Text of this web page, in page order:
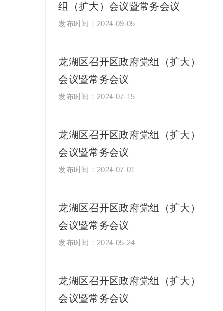
组（扩大）会议暨常务会议
2024-09-05
龙湖区召开区政府党组（扩大）
会议暨常务会议
2024-07-15
龙湖区召开区政府党组（扩大）
会议暨常务会议
2024-07-01
龙湖区召开区政府党组（扩大）
会议暨常务会议
2024-05-24
龙湖区召开区政府党组（扩大）
会议暨常务会议